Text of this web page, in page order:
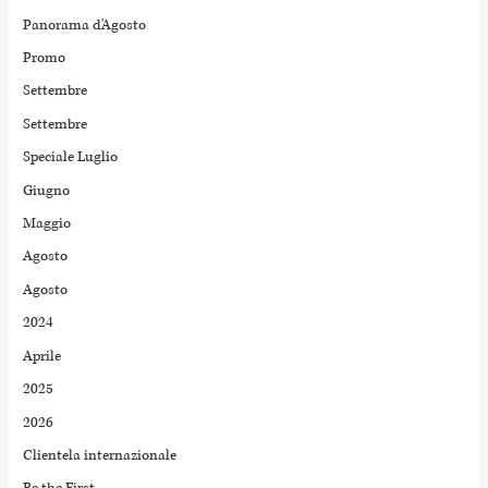
Panorama d'Agosto
Promo
Settembre
Settembre
Speciale Luglio
Giugno
Maggio
Agosto
Agosto
2024
Aprile
2025
2026
Clientela internazionale